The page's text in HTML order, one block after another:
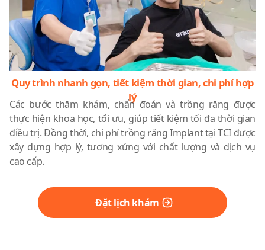
Quy trình nhanh gọn, tiết kiệm thời gian, chi phí hợp
lý
Các bước thăm khám, chẩn đoán và trồng răng được
thực hiện khoa học, tối ưu, giúp tiết kiệm tối đa thời gian
điều trị. Đồng thời, chi phí trồng răng Implant tại TCI được
xây dựng hợp lý, tương xứng với chất lượng và dịch vụ
cao cấp.
Đặt lịch khám